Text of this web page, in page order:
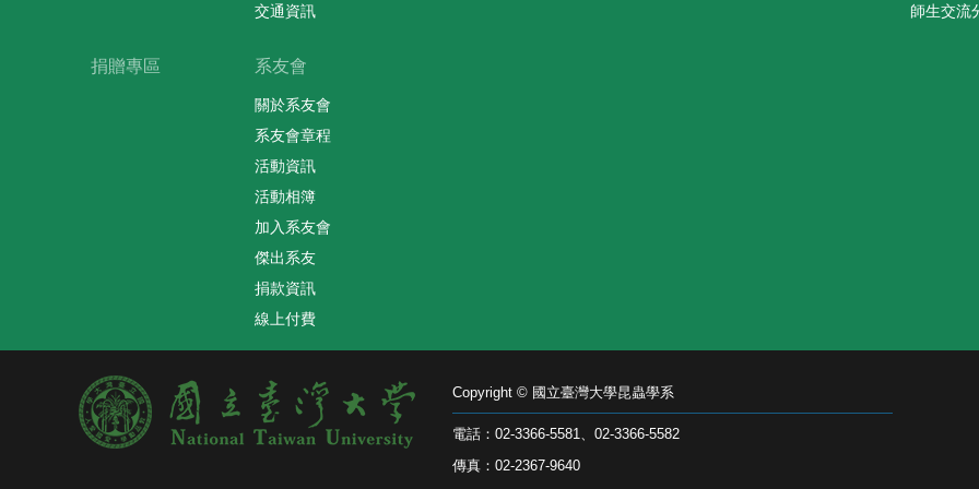
交通資訊 師生交流
捐贈專區 系友會
關於系友會
系友會章程
活動資訊
活動相簿
加入系友會
傑出系友
捐款資訊
線上付費
Copyright © 國立臺灣大學昆蟲學系
電話：02-3366-5581、02-3366-5582
傳真：02-2367-9640